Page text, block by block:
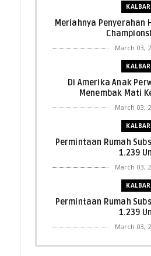
KALBAR
Meriahnya Penyerahan
March 03,
KALBAR
Di Amerika Anak
Menembak Mati
March 03,
KALBAR
Permintaan Rumah
1.239
March 03,
KALBAR
Permintaan Rumah
1.239
March 03,
KALBAR